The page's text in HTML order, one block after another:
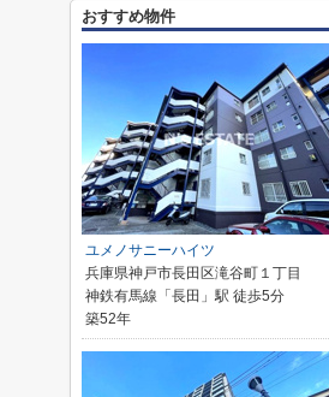
おすすめ物件
ユメノサニーハイツ
兵庫県神戸市長田区滝谷町１丁目
神鉄有馬線「長田」駅 徒歩5分
築52年